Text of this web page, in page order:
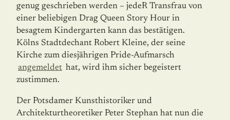
genug geschrieben werden – jedeR Transfrau von
einer beliebigen Drag Queen Story Hour in
besagtem Kindergarten kann das bestätigen.
Kölns Stadtdechant Robert Kleine, der seine
Kirche zum diesjährigen Pride-Aufmarsch
angemeldet hat, wird ihm sicher begeistert
zustimmen.
Der Potsdamer Kunsthistoriker und
Architekturtheoretiker Peter Stephan hat nun die